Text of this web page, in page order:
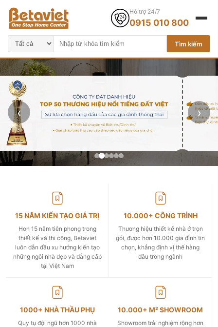
Tìm kiếm
Hỗ trợ 24/7
0915 010 800
‹ ›
15 NĂM KIẾN TẠO GIÁ TRỊ
Hơn 15 năm tiên phong trong
thiết kế và thi công, Betaviet
luôn dẫn đầu xu hướng kiến tạo
những ngôi nhà đẹp và đẳng cấp
tại Việt Nam
10.000+ CÔNG TRÌNH
Thương hiệu thiết kế nhà ở trọn
gói, được hơn 10.000 gia đình tin
chọn, khẳng định vị thế hàng
đầu trong ngành
1000+ NHÀ THẦU PHỤ
Quy tụ đội ngũ hơn 1000 nhà
10.000+ M² SHOWROOM
Showroom trải nghiệm rộng hơn